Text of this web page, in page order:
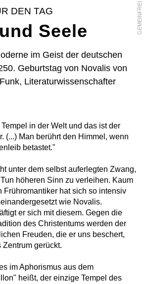
GEMEINFREI
DEN TAG
Seele
im Geist der deutschen
Geburtstag von Novalis von
Literaturwissenschafter
in der Welt und das ist der
(...) Man berührt den Himmel, wenn
betastet."
unter dem selbst auferlegten Zwang,
höheren Sinn zu verleihen. Kaum
Frühromantiker hat sich so intensiv
wie Novalis.
er sich mit diesem. Gegen die
des Christentums werden der
Freuden, die er uns beschert,
gerückt.
im Aphorismus aus dem
heißt, der einzige Tempel des